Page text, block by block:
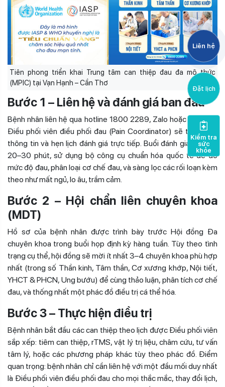
Tiên phong triển khai Trung tâm can thiệp đau đa mô thức
(MPIC) tại Vạn Hạnh – Cần Thơ
Bước 1 – Liên hệ và đánh giá ban đầu
Bệnh nhân liên hệ qua hotline 1800 2289, Zalo hoặc website.
Điều phối viên điều phối đau (Pain Coordinator) sẽ tiếp nhận
thông tin và hẹn lịch đánh giá trực tiếp. Buổi đánh giá kéo dài
20–30 phút, sử dụng bộ công cụ chuẩn hóa quốc tế để đo
mức độ đau, phân loại cơ chế đau, và sàng lọc các rối loạn kèm
theo như mất ngủ, lo âu, trầm cảm.
Bước 2 – Hội chẩn liên chuyên khoa
(MDT)
Hồ sơ của bệnh nhân được trình bày trước Hội đồng Đa
chuyên khoa trong buổi họp định kỳ hàng tuần. Tùy theo tình
trạng cụ thể, hội đồng sẽ mời ít nhất 3–4 chuyên khoa phù hợp
nhất (trong số Thần kinh, Tâm thần, Cơ xương khớp, Nội tiết,
YHCT & PHCN, Ung bướu) để cùng thảo luận, phân tích cơ chế
đau, và thống nhất một phác đồ điều trị cá thể hóa.
Bước 3 – Thực hiện điều trị
Bệnh nhân bắt đầu các can thiệp theo lịch được Điều phối viên
sắp xếp: tiêm can thiệp, rTMS, vật lý trị liệu, châm cứu, tư vấn
tâm lý, hoặc các phương pháp khác tùy theo phác đồ. Điểm
quan trọng: bệnh nhân chỉ cần liên hệ với một đầu mối duy nhất
là Điều phối viên điều phối đau cho mọi thắc mắc, thay đổi lịch,
Liên hệ
Đặt lịch
Kiểm tra
sức
khỏe